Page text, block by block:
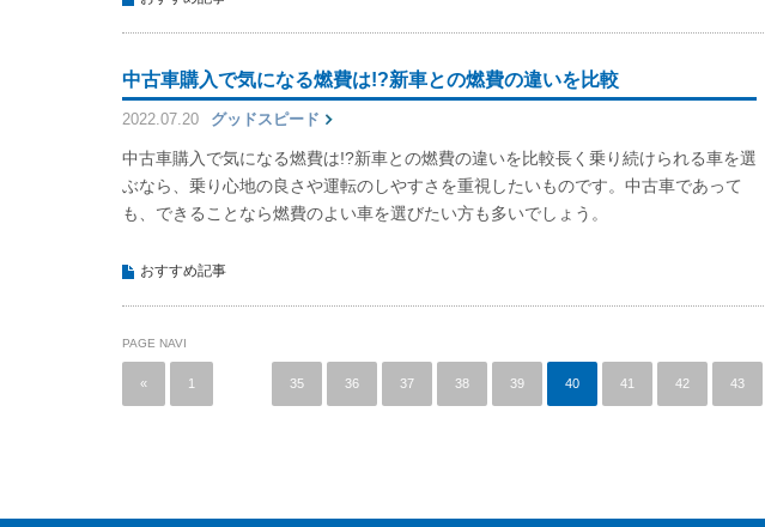
中古車購入で気になる燃費は!?新車との燃費の違いを比較
2022.07.20 グッドスピード
中古車購入で気になる燃費は!?新車との燃費の違いを比較長く乗り続けられる車を選
ぶなら、乗り心地の良さや運転のしやすさを重視したいものです。中古車であって
も、できることなら燃費のよい車を選びたい方も多いでしょう。
おすすめ記事
PAGE NAVI
« 1 35 36 37 38 39 40 41 42 43